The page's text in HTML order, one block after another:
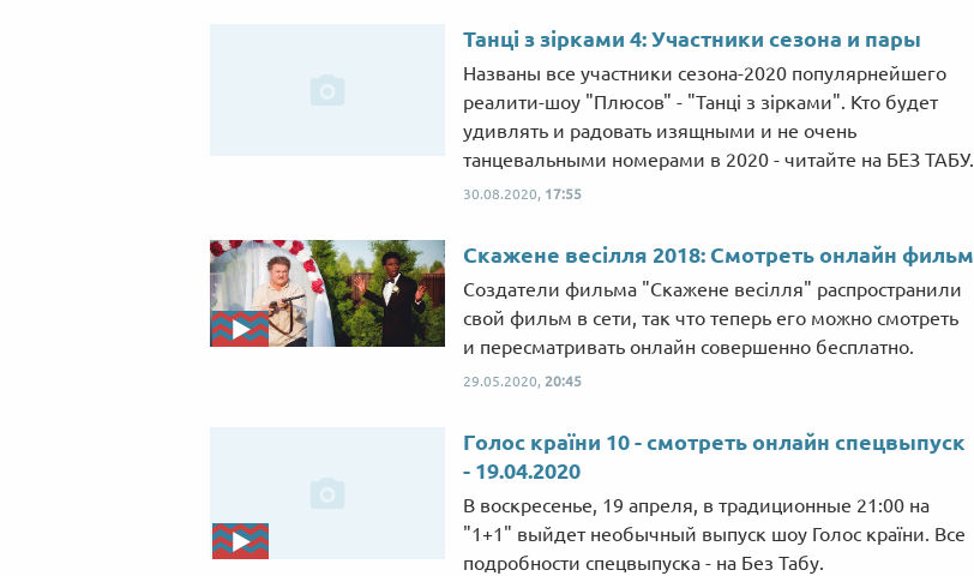
Танці з зірками 4: Участники сезона и пары
Названы все участники сезона-2020 популярнейшего
реалити-шоу "Плюсов" - "Танці з зірками". Кто будет
удивлять и радовать изящными и не очень
танцевальными номерами в 2020 - читайте на БЕЗ ТАБУ.
30.08.2020, 17:55
Скажене весілля 2018: Смотреть онлайн фильм
Создатели фильма "Скажене весілля" распространили
свой фильм в сети, так что теперь его можно смотреть
и пересматривать онлайн совершенно бесплатно.
29.05.2020, 20:45
Голос країни 10 - смотреть онлайн спецвыпуск
- 19.04.2020
В воскресенье, 19 апреля, в традиционные 21:00 на
"1+1" выйдет необычный выпуск шоу Голос країни. Все
подробности спецвыпуска - на Без Табу.